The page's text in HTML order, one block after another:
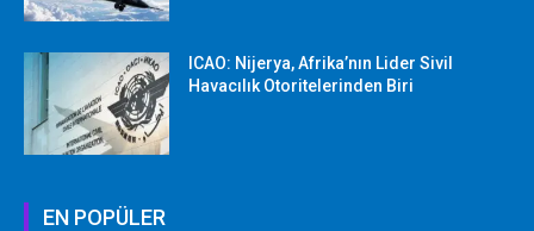
ICAO: Nijerya, Afrika’nın Lider Sivil
Havacılık Otoritelerinden Biri
EN POPÜLER